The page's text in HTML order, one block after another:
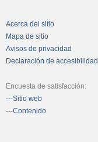
Acerca del sitio
Mapa de sitio
Avisos de privacidad
Declaración de accesibilidad
Encuesta de satisfacción:
---Sitio web
---Contenido